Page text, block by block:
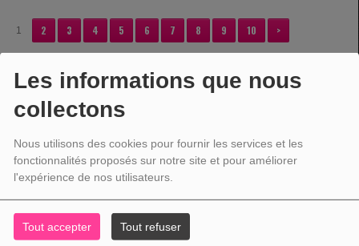
Les informations que nous
collectons
Nous utilisons des cookies pour fournir les services et les
fonctionnalités proposés sur notre site et pour améliorer
l'expérience de nos utilisateurs.
Tout accepter Tout refuser
1 2 3 4 5 6 7 8 9 10 >
VOTRE PUBLICITÉ